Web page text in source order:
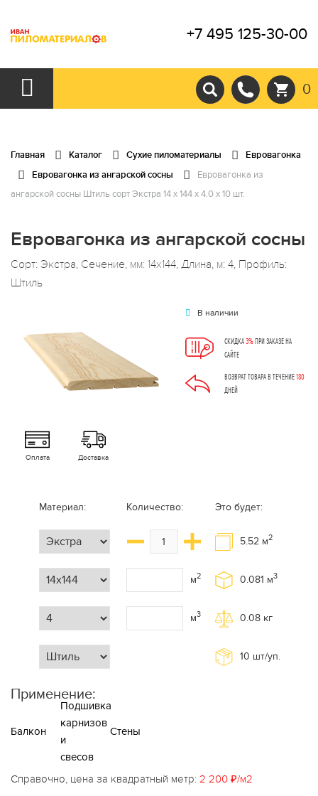
+7 495 125-30-00
0
Главная Каталог Сухие пиломатериалы
Евровагонка
Евровагонка из ангарской сосны
Евровагонка из
ангарской сосны Штиль сорт Экстра 14 x 144 x 4.0 x 10 шт.
Евровагонка из ангарской сосны
Сорт: Экстра, Сечение, мм: 14x144, Длина, м: 4, Профиль:
Штиль
В наличии
СКИДКА3%ПРИ ЗАКАЗЕ НА
САЙТЕ
ВОЗВРАТ ТОВАРА В ТЕЧЕНИЕ180
ДНЕЙ
Оплата Доставка
Материал: Количество:
м2
м3
Это будет:
5.52 м2
0.081 м3
0.08 кг
10 шт/уп.
Применение:
Балкон
Подшивка
карнизов
и
свесов
Стены
Справочно, цена за квадратный метр: 2 200 ₽/м2